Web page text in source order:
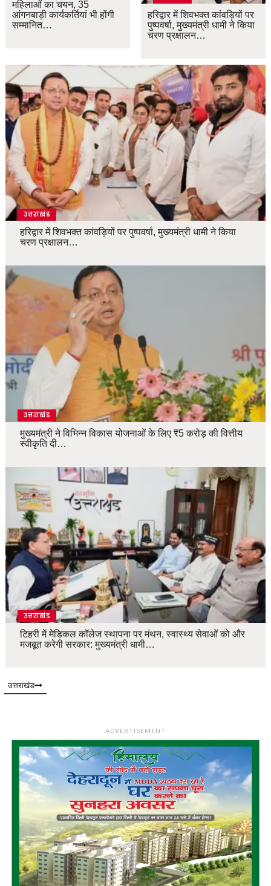
महिलाओं का चयन, 35
आंगनबाड़ी कार्यकर्तियां भी होंगी
सम्मानित…
हरिद्वार में शिवभक्त कांवड़ियों पर
पुष्पवर्षा, मुख्यमंत्री धामी ने किया
चरण प्रक्षालन…
उत्तराखंड
हरिद्वार में शिवभक्त कांवड़ियों पर पुष्पवर्षा, मुख्यमंत्री धामी ने किया
चरण प्रक्षालन…
उत्तराखंड
मुख्यमंत्री ने विभिन्न विकास योजनाओं के लिए ₹5 करोड़ की वित्तीय
स्वीकृति दी…
उत्तराखंड
टिहरी में मेडिकल कॉलेज स्थापना पर मंथन, स्वास्थ्य सेवाओं को और
मजबूत करेगी सरकार: मुख्यमंत्री धामी…
उत्तराखंड
ADVERTISEMENT